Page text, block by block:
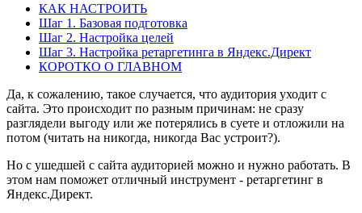
КАК НАСТРОИТЬ
Шаг 1. Базовая подготовка
Шаг 2. Настройка целей
Шаг 3. Настройка ретаргетинга в Яндекс.Директ
КОРОТКО О ГЛАВНОМ
Да, к сожалению, такое случается, что аудитория уходит с
сайта. Это происходит по разным причинам: не сразу
разглядели выгоду или же потерялись в суете и отложили на
потом (читать на никогда, никогда Вас устроит?).
Но с ушедшей с сайта аудиторией можно и нужно работать. В
этом нам поможет отличный инструмент - ретаргетинг в
Яндекс.Директ.